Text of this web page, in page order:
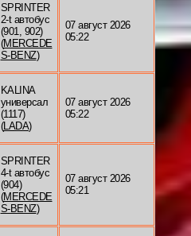
SPRINTER
2-t автобус
(901, 902)
(MERCEDE
S-BENZ)
07 август 2026
05:22
KALINA
универсал
(1117)
(LADA)
07 август 2026
05:22
SPRINTER
4-t автобус
(904)
(MERCEDE
S-BENZ)
07 август 2026
05:21